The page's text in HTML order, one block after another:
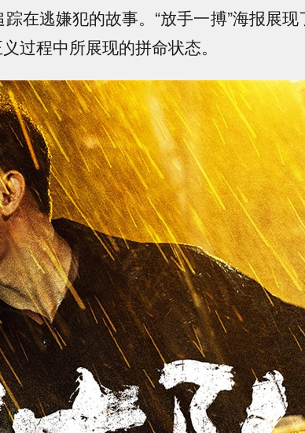
在逃嫌犯的故事。“放手一搏”海报展现
过程中所展现的拼命状态。